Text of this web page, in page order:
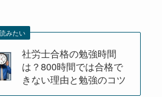
みたい
社労士合格の勉強時間
は？800時間では合格で
きない理由と勉強のコツ